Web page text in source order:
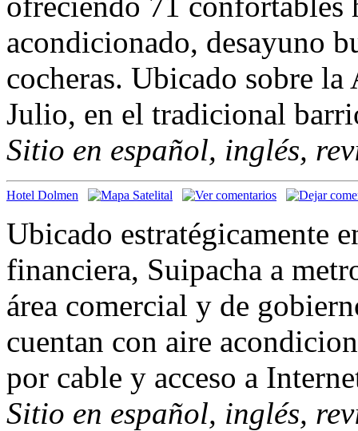
acondicionado, desayuno
cocheras. Ubicado sobre
Julio, en el tradicional
Sitio en español, inglés,
Hotel Dolmen
Ubicado estratégicamente
financiera, Suipacha a
área comercial y de
cuentan con aire
por cable y acceso a
Sitio en español, inglés,